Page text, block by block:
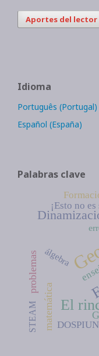
Aportes del lector
Idioma
Português (Portugal)
Español (España)
Palabras clave
El
matemática
problemas
¡Esto no
álgebra
STEAM